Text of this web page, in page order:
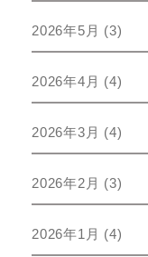
2026年5月 (3)
2026年4月 (4)
2026年3月 (4)
2026年2月 (3)
2026年1月 (4)